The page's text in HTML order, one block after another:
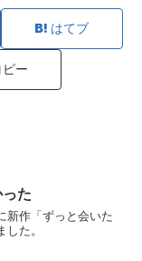
はてブ
ピー
た
新作「ずっと会いた
た。